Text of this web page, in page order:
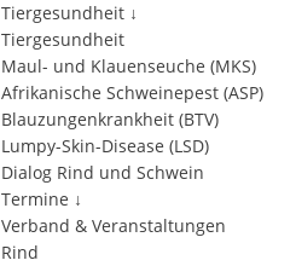
Tiergesundheit ↓
Tiergesundheit
Maul- und Klauenseuche (MKS)
Afrikanische Schweinepest (ASP)
Blauzungenkrankheit (BTV)
Lumpy-Skin-Disease (LSD)
Dialog Rind und Schwein
Termine ↓
Verband & Veranstaltungen
Rind